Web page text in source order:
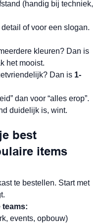
(handig bij techniek,
of voor een slogan.
kleuren? Dan is
het mooist.
Dan is 1-
dan voor “alles erop”.
duidelijk is, wint.
best
items
te bestellen. Start met
teams:
events, opbouw)